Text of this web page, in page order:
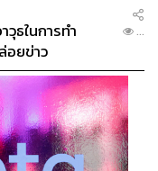
ธในการทำ
อยข่าว
...